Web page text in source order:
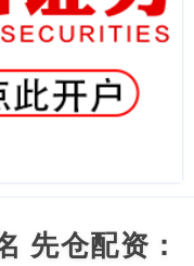
先仓配资：